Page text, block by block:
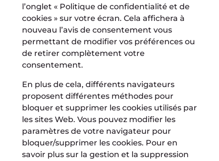
l’onglet « Politique de confidentialité et de
cookies » sur votre écran. Cela affichera à
nouveau l’avis de consentement vous
permettant de modifier vos préférences ou
de retirer complètement votre
consentement.
En plus de cela, différents navigateurs
proposent différentes méthodes pour
bloquer et supprimer les cookies utilisés par
les sites Web. Vous pouvez modifier les
paramètres de votre navigateur pour
bloquer/supprimer les cookies. Pour en
savoir plus sur la gestion et la suppression